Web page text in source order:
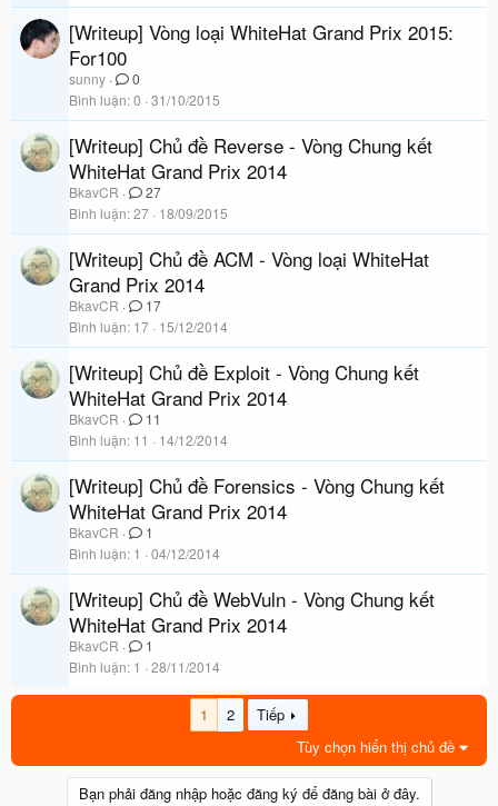
[Writeup] Vòng loại WhiteHat Grand Prix 2015:
For100
sunny
0
Bình luận 0 31/10/2015
[Writeup] Chủ đề Reverse - Vòng Chung kết
WhiteHat Grand Prix 2014
BkavCR
27
Bình luận 27 18/09/2015
[Writeup] Chủ đề ACM - Vòng loại WhiteHat
Grand Prix 2014
BkavCR
17
Bình luận 17 15/12/2014
[Writeup] Chủ đề Exploit - Vòng Chung kết
WhiteHat Grand Prix 2014
BkavCR
11
Bình luận 11 14/12/2014
[Writeup] Chủ đề Forensics - Vòng Chung kết
WhiteHat Grand Prix 2014
BkavCR
1
Bình luận 1 04/12/2014
[Writeup] Chủ đề WebVuln - Vòng Chung kết
WhiteHat Grand Prix 2014
BkavCR
1
Bình luận 1 28/11/2014
1 2
Tiếp
Tùy chọn hiển thị chủ đề
Bạn phải đăng nhập hoặc đăng ký để đăng bài ở đây.